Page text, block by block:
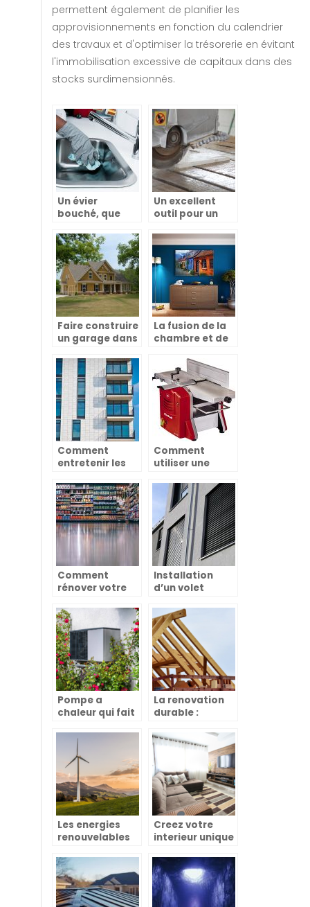
permettent également de planifier les
approvisionnements en fonction du calendrier
des travaux et d'optimiser la trésorerie en évitant
l'immobilisation excessive de capitaux dans des
stocks surdimensionnés.
Un évier
bouché, que
Un excellent
outil pour un
Faire construire
un garage dans
La fusion de la
chambre et de
Comment
entretenir les
maison
Comment
utiliser une
stationnaire ?
Comment
rénover votre
commerce à
Lyon ?
Installation
d’un volet
maison – Guide
du bricoleur
Pompe a
chaleur qui fait
tableau
electrique : que
faire ?
La renovation
durable :
proceder ?
Les energies
renouvelables
ecologique :
leurs impacts
sur le climat
Creez votre
interieur unique
idees et
conseils pour un
style adapte a
vos envies